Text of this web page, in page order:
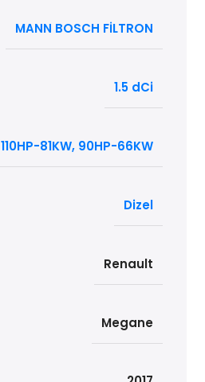
MANN BOSCH FİLTRON
1.5 dCi
110HP-81KW, 90HP-66KW
Dizel
Renault
Megane